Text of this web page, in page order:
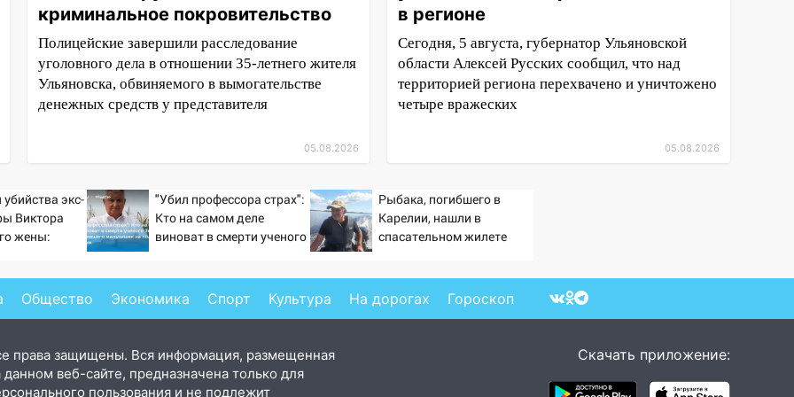
криминальное покровительство
Полицейские завершили расследование
уголовного дела в отношении 35-летнего жителя
Ульяновска, обвиняемого в вымогательстве
денежных средств у представителя
05.08.2026
в регионе
Сегодня, 5 августа, губернатор Ульяновской
области Алексей Русских сообщил, что над
территорией региона перехвачено и уничтожено
четыре вражеских
05.08.2026
экс-
Виктора
жены:
"Убил профессора страх":
Кто на самом деле
виноват в смерти ученого
горохом
Рыбака, погибшего в
Карелии, нашли в
спасательном жилете
Общество Экономика Спорт Культура На дорогах Гороскоп
права защищены. Вся информация, размещенная
данном веб-сайте, предназначена только для
пользования и не подлежит
Скачать приложение: